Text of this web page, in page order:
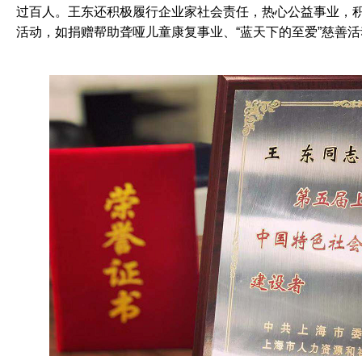
过百人。王东还积极履行企业家社会责任，热心公益事业，
活动，如捐赠帮助聋哑儿童康复事业、“蓝天下的至爱”慈善